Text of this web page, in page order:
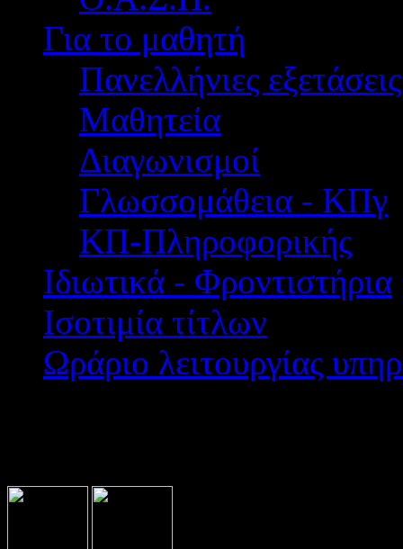
Για το μαθητή
Πανελλήνιες εξετάσεις
Μαθητεία
Διαγωνισμοί
Γλωσσομάθεια - ΚΠγ
ΚΠ-Πληροφορικής
Ιδιωτικά - Φροντιστήρια
Ισοτιμία τίτλων
Ωράριο λειτουργίας